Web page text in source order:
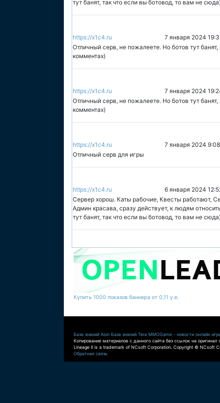
тут банят, так что если вы ботовод, то вам не
https://x1c4.ru
7 января 2024
Отличный серв, не пожалеете. Но ботов тут
комментах)
https://x1c4.ru
7 января 2024
Отличный серв, не пожалеете. Но ботов тут
комментах)
https://x1c4.ru
7 января 2024 9:08
Отличный серв для игры
https://x1c4.ru
6 января 2024
Сервер хорош. Каты рабочие, Квесты работают,
Админ красава, сразу действует, к людям
тут банят, так что если вы ботовод, то вам не
Купить 1000 показов баннера от 0,11 у.е.
База знаний Aion База знаний Tera MMOGame - новости онлайн
Копирование материалов с данного сайта без ссылок на оригинал
Lineage II is a trademark of NCsoft Corporation. Copyright © NCsoft
Обратная связь